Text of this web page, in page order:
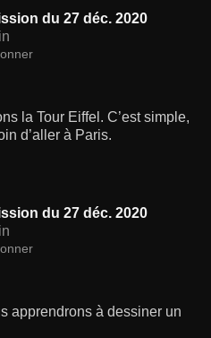
du 27 déc. 2020
la Tour Eiffel. C’est simple,
d’aller à Paris.
du 27 déc. 2020
apprendrons à dessiner un